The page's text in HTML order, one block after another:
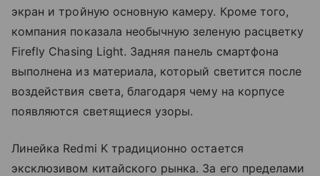
экран и тройную основную камеру. Кроме того,
компания показала необычную зеленую расцветку
Firefly Chasing Light. Задняя панель смартфона
выполнена из материала, который светится после
воздействия света, благодаря чему на корпусе
появляются светящиеся узоры.
Линейка Redmi K традиционно остается
эксклюзивом китайского рынка. За его пределами